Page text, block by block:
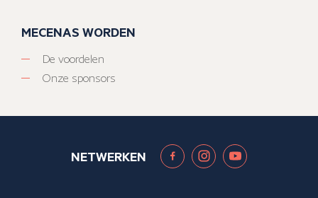
MECENAS WORDEN
De voordelen
Onze sponsors
NETWERKEN